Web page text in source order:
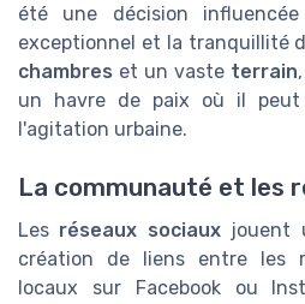
été une décision
exceptionnel et la tranquillité
chambres et un vaste terrain
un havre de paix où il peut
l'agitation urbaine.
La communauté et les
Les réseaux sociauxjouent
création de liens entre les
locaux sur Facebook ou